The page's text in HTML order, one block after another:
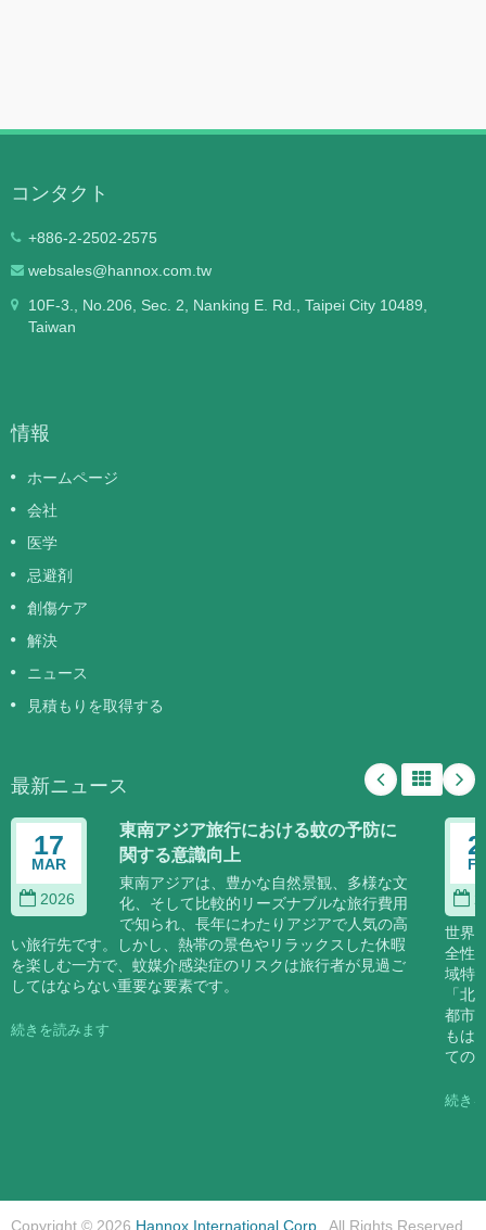
コンタクト
+886-2-2502-2575
websales@hannox.com.tw
10F-3., No.206, Sec. 2, Nanking E. Rd., Taipei City 10489,
Taiwan
情報
ホームページ
会社
医学
忌避剤
創傷ケア
解決
ニュース
見積もりを取得する
最新ニュース
17
MAR
2026
東南アジア旅行における蚊の予防に
関する意識向上
東南アジアは、豊かな自然景観、多様な文
化、そして比較的リーズナブルな旅行費用
で知られ、長年にわたりアジアで人気の高
い旅行先です。しかし、熱帯の景色やリラックスした休暇
を楽しむ一方で、蚊媒介感染症のリスクは旅行者が見過ご
してはならない重要な要素です。
続きを読みます
世界
全性
域特
「北
都市
もは
ての
続き
Copyright © 2026 Hannox International Corp. . All Rights Reserved.